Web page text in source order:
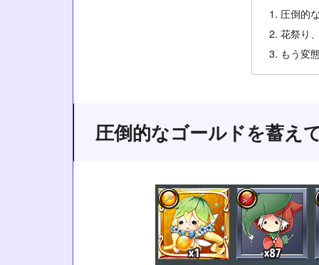
圧倒的
花祭り
もう変
圧倒的なゴールドを蓄え